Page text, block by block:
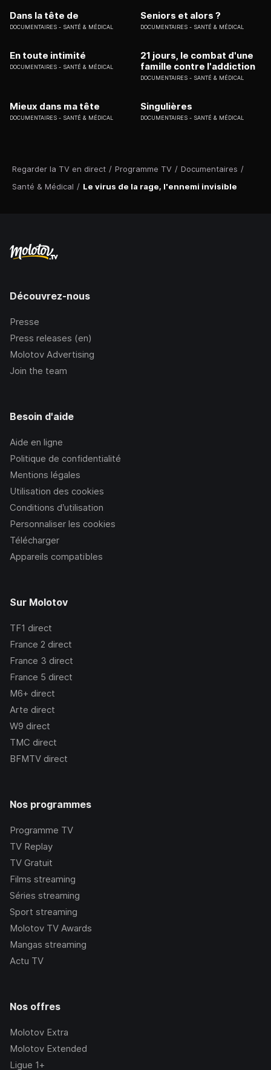
Regarder la TV en direct / Programme TV / Documentaires /
Santé & Médical / Le virus de la rage, l'ennemi invisible
Dans la tête de
DOCUMENTAIRES SANTÉ & MÉDICAL
Seniors et alors ?
DOCUMENTAIRES SANTÉ & MÉDICAL
En toute intimité
DOCUMENTAIRES SANTÉ & MÉDICAL
21 jours, le combat d'une
famille contre l'addiction
DOCUMENTAIRES SANTÉ & MÉDICAL
Mieux dans ma tête
DOCUMENTAIRES SANTÉ & MÉDICAL
Singulières
DOCUMENTAIRES SANTÉ & MÉDICAL
Découvrez-nous
Presse
Press releases (en)
Molotov Advertising
Join the team
Besoin d'aide
Aide en ligne
Politique de confidentialité
Mentions légales
Utilisation des cookies
Conditions d’utilisation
Personnaliser les cookies
Télécharger
Appareils compatibles
Sur Molotov
TF1 direct
France 2 direct
France 3 direct
France 5 direct
M6+ direct
Arte direct
W9 direct
TMC direct
BFMTV direct
Nos programmes
Programme TV
TV Replay
TV Gratuit
Films streaming
Séries streaming
Sport streaming
Molotov TV Awards
Mangas streaming
Actu TV
Nos offres
Molotov Extra
Molotov Extended
Ligue 1+